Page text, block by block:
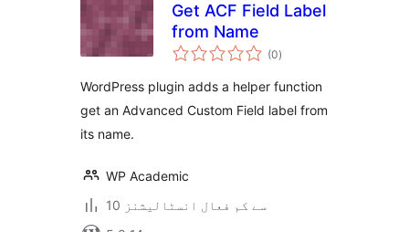
Get ACF Field Label
from Name
(0مجموعی
درجہ
)
WordPress plugin adds a helper function
get an Advanced Custom Field label from
its name.
WP Academic
10 سے کم فعال انسٹالیشنز